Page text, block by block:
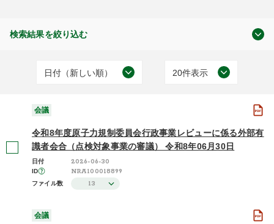
検索結果を絞り込む
会議
日付（新しい順）
施設（昇順）
タイトル（降順）
20件表示
100件表示
会議
令和8年度原子力規制委員会行政事業レビューに係る外部有
識者会合（点検対象事業の審議） 令和8年06月30日
日付 2026-06-30
ID NRA100018899
ファイル数 13
会議